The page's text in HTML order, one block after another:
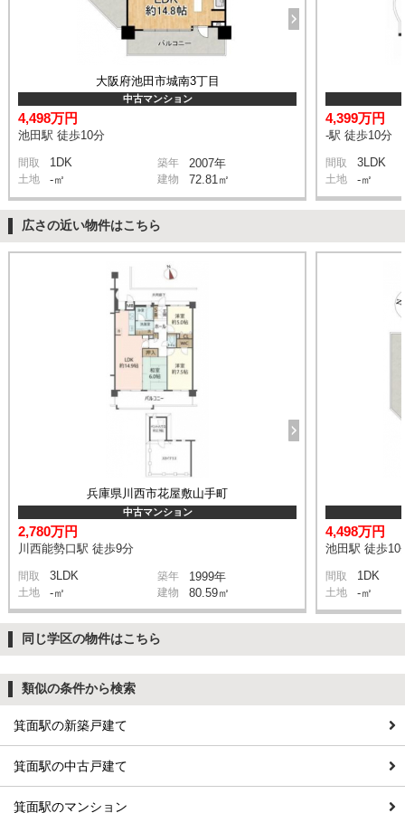
大阪府池田市城南3丁目
中古マンション
4,498万円
池田駅 徒歩10分
間取 1DK 築年 2007年
土地 -㎡ 建物 72.81㎡
4,399万円
-駅 徒歩10分
間取 3LDK
土地 -㎡
広さの近い物件はこちら
兵庫県川西市花屋敷山手町
中古マンション
2,780万円
川西能勢口駅 徒歩9分
間取 3LDK 築年 1999年
土地 -㎡ 建物 80.59㎡
4,498万円
池田駅 徒歩10
間取 1DK
土地 -㎡
同じ学区の物件はこちら
類似の条件から検索
箕面駅の新築戸建て
箕面駅の中古戸建て
箕面駅のマンション